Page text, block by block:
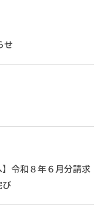
せ
】令和８年６月分請求
び